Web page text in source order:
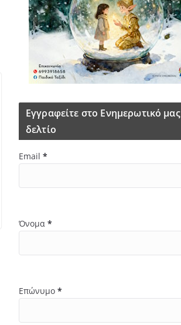
Εγγραφείτε στο Ενημερωτικό μας
δελτίο
Email *
Όνομα *
Επώνυμο *